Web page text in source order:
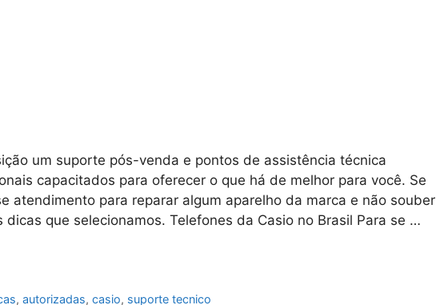
um suporte pós-venda e pontos de assistência técnica
capacitados para oferecer o que há de melhor para você. Se
atendimento para reparar algum aparelho da marca e não souber
dicas que selecionamos. Telefones da Casio no Brasil Para se …
,autorizadas,casio, suporte tecnico